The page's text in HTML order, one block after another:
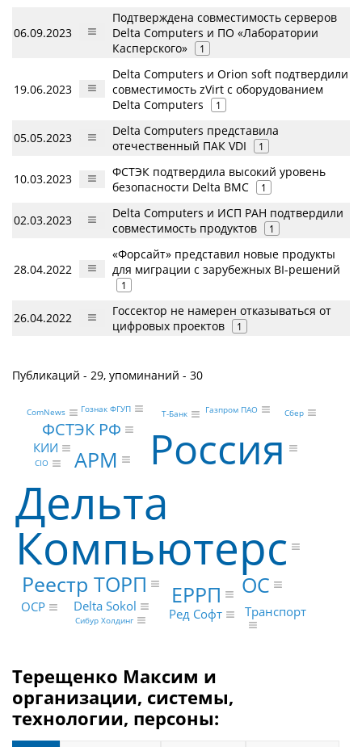
06.09.2023
Подтверждена совместимость серверов
Delta Computers и ПО «Лаборатории
Касперского»
1
19.06.2023
Delta Computers и Orion soft подтвердили
совместимость zVirt с оборудованием
Delta Computers
1
05.05.2023
Delta Computers представила
отечественный ПАК VDI
1
10.03.2023
ФСТЭК подтвердила высокий уровень
безопасности Delta BMC
1
02.03.2023
Delta Computers и ИСП РАН подтвердили
совместимость продуктов
1
28.04.2022
«Форсайт» представил новые продукты
для миграции с зарубежных BI-решений
1
26.04.2022
Госсектор не намерен отказываться от
цифровых проектов
1
Публикаций - 29, упоминаний - 30
Дельта
Компьютерс
Россия
АРМ
Реестр ТОРП ЕРРП ОС
ФСТЭК РФ
КИИ
OCP Delta Sokol
Ред Софт Транспорт
CIO
Сбер
Газпром ПАО
Т-Банк
Сибур Холдинг
Гознак ФГУП
ComNews
Терещенко Максим и
организации, системы,
технологии, персоны: